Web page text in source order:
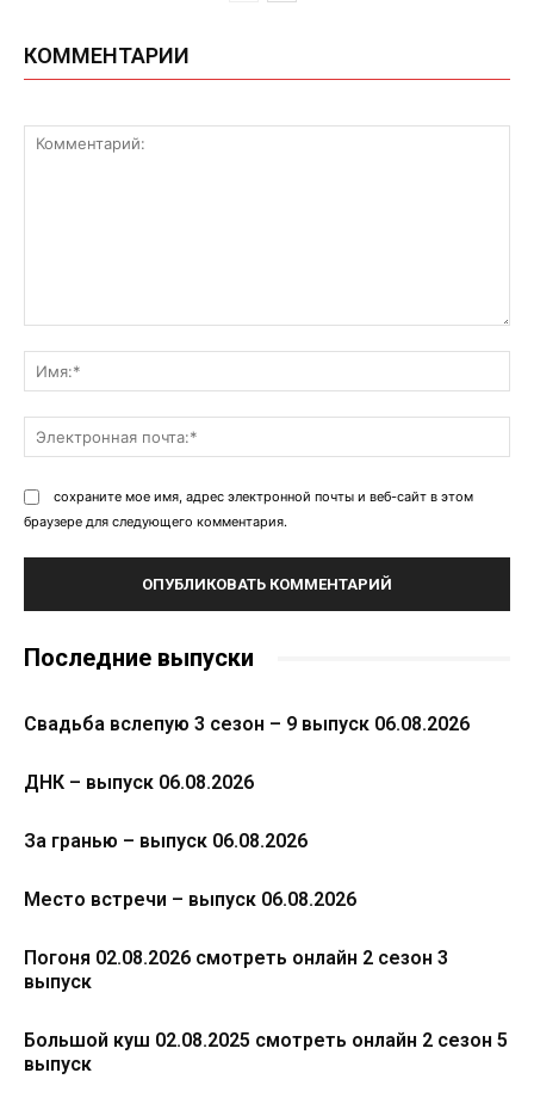
КОММЕНТАРИИ
сохраните мое имя, адрес электронной почты и веб-сайт в этом
браузере для следующего комментария.
Последние выпуски
Свадьба вслепую 3 сезон – 9 выпуск 06.08.2026
ДНК – выпуск 06.08.2026
За гранью – выпуск 06.08.2026
Место встречи – выпуск 06.08.2026
Погоня 02.08.2026 смотреть онлайн 2 сезон 3
выпуск
Большой куш 02.08.2025 смотреть онлайн 2 сезон 5
выпуск